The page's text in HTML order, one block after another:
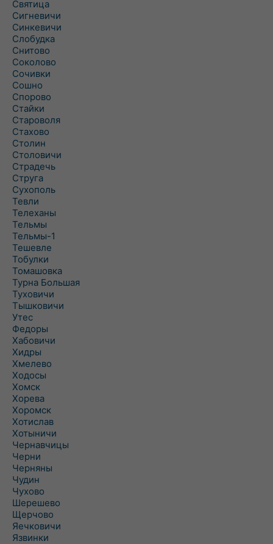
Святица
Сигневичи
Синкевичи
Слобудка
Снитово
Соколово
Сочивки
Сошно
Спорово
Стайки
Староволя
Стахово
Столин
Столовичи
Страдечь
Струга
Сухополь
Тевли
Телеханы
Тельмы
Тельмы-1
Тешевле
Тобулки
Томашовка
Турна Большая
Туховичи
Тышковичи
Утес
Федоры
Хабовичи
Хидры
Хмелево
Ходосы
Хомск
Хорева
Хоромск
Хотислав
Хотыничи
Чернавчицы
Черни
Черняны
Чудин
Чухово
Шерешево
Щерчово
Яечковичи
Язвинки